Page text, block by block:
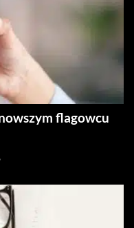
flagowcu